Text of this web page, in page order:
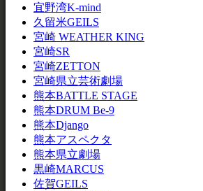
宜野湾K-mind
久留米GEILS
宮崎 WEATHER KING
宮崎SR
宮崎ZETTON
宮崎県立芸術劇場
熊本BATTLE STAGE
熊本DRUM Be-9
熊本Django
熊本アスペクタ
熊本県立劇場
黒崎MARCUS
佐賀GEILS